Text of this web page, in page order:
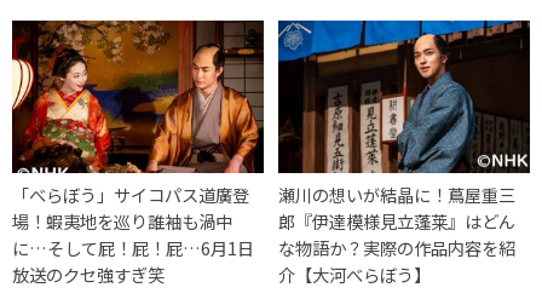
「べらぼう」サイコパス道廣登
場！蝦夷地を巡り誰袖も渦中
に…そして屁！屁！屁…6月1日
放送のクセ強すぎ笑
瀬川の想いが結晶に！蔦屋重三
郎『伊達模様見立蓬莱』はどん
な物語か？実際の作品内容を紹
介【大河べらぼう】